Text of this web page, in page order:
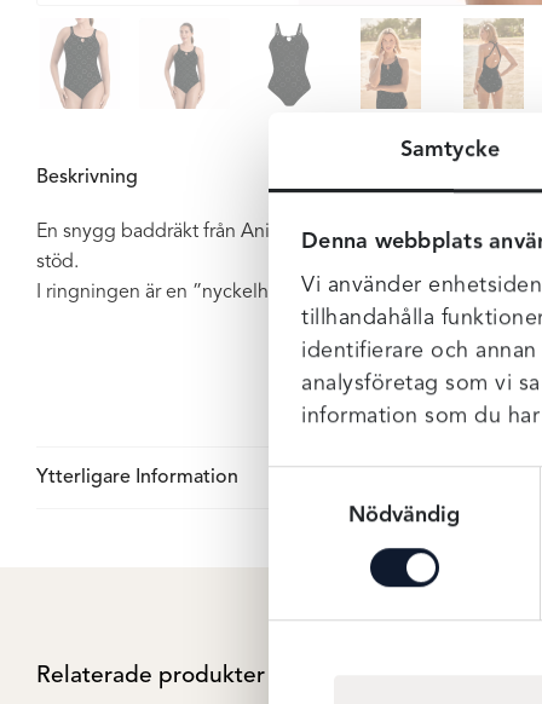
Samtycke
Denna webbplats
Vi använder
tillhandahålla
identifierare och
analysföretag som vi
information som du
Nödvändig
Beskrivning
En snygg baddräkt från Anita Care med plats för protes.
stöd.
I ringningen är en ”nyckelhåls effekt” som ger en snygg
Ytterligare Information
Relaterade produkter